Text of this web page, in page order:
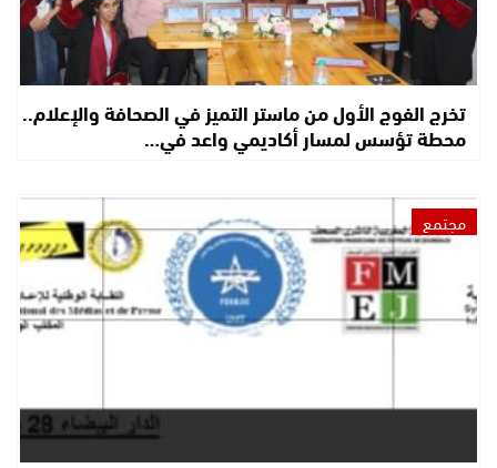
تخرج الفوج الأول من ماستر التميز في الصحافة والإعلام..
محطة تؤسس لمسار أكاديمي واعد في…
مجتمع